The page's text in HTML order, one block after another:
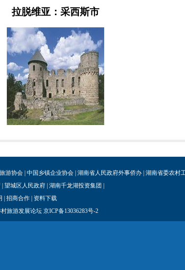
拉脱维亚：采西斯市
游协会 中国乡镇企业协会 湖南省人民政府外事侨办 湖南省委农村
| 望城区人民政府| 湖南千龙湖投资集团
招商合作
资料下载
旅游发展论坛 京ICP备13036283号-2